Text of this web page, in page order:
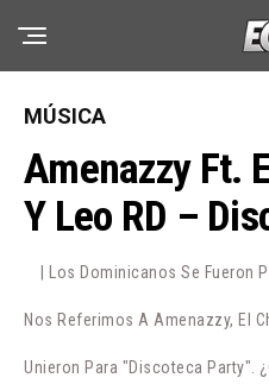
MÚSICA
Amenazzy Ft.
Y Leo RD –
| Los Dominicanos Se Fueron
Nos Referimos A Amenazzy, El
Unieron Para "Discoteca Party".